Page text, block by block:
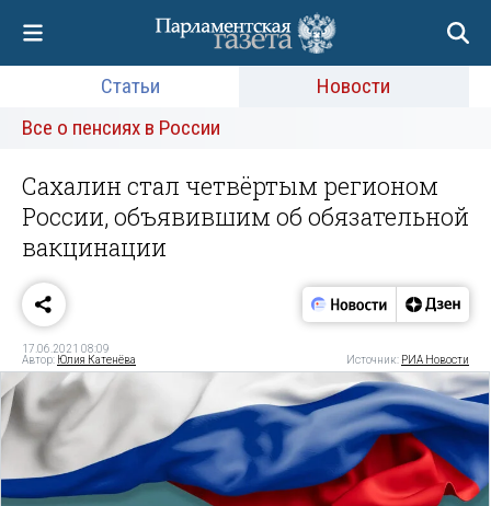
Статьи
Новости
Все о пенсиях в России
Сахалин стал четвёртым регионом
России, объявившим об обязательной
вакцинации
17.06.2021 08:09
Автор: Юлия Катенёва Источник: РИА Новости